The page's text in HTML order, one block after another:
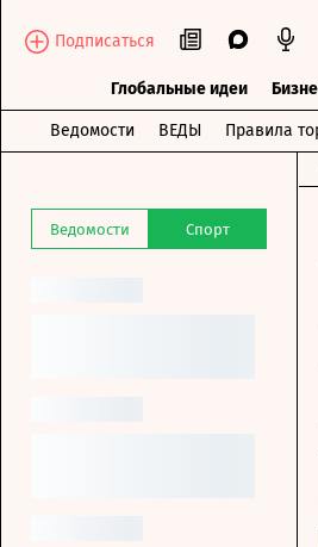
Подписаться
Глобальные идеи
Ведомости ВЕДЫ Правила
Ведомости Спорт